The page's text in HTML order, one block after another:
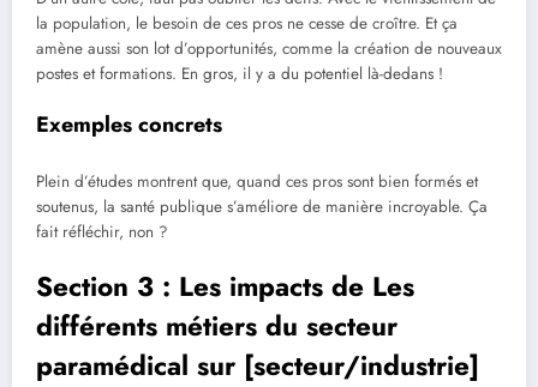
la population, le besoin de ces pros ne cesse de croître. Et ça
amène aussi son lot d’opportunités, comme la création de nouveaux
postes et formations. En gros, il y a du potentiel là-dedans !
Exemples concrets
Plein d’études montrent que, quand ces pros sont bien formés et
soutenus, la santé publique s’améliore de manière incroyable. Ça
fait réfléchir, non ?
Section 3 : Les impacts de Les
différents métiers du secteur
paramédical sur [secteur/industrie]